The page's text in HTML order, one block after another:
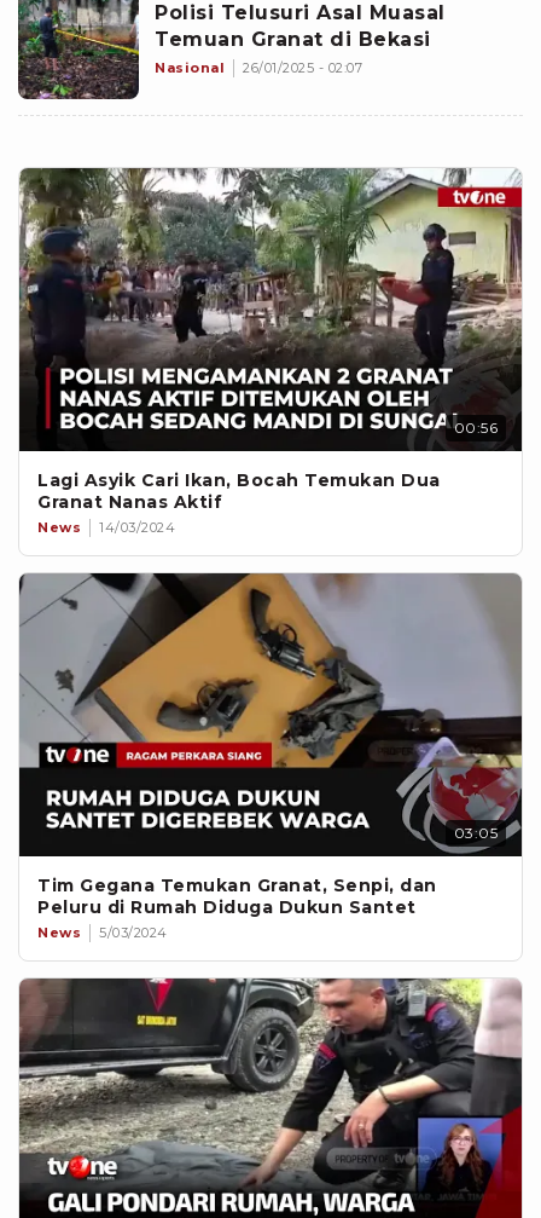
Polisi Telusuri Asal Muasal
Temuan Granat di Bekasi
Nasional 26/01/2025 - 02:07
00:56
Lagi Asyik Cari Ikan, Bocah Temukan Dua
Granat Nanas Aktif
News 14/03/2024
03:05
Tim Gegana Temukan Granat, Senpi, dan
Peluru di Rumah Diduga Dukun Santet
News 5/03/2024